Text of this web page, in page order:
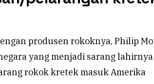
produsen rokoknya, Philip
yang menjadi sarang lahirnya
rokok kretek masuk Amerika